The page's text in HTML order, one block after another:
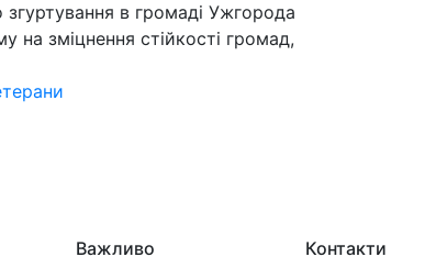
в громаді Ужгорода
на зміцнення стійкості громад,
Важливо
Контакти